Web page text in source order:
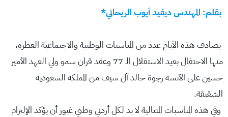
بقلم: المهندس ديفيد أيوب الريحاني*
يصادف هذه الأيام عدد من المناسبات الوطنية والاجتماعية العطرة،
منها الاحتفال بعيد الاستقلال الـ 77 وعقد قران سمو ولي العهد الأمير
حسين على الآنسة رجوة خالد آل سيف من المملكة السعودية
الشقيقة.
وفي هذه المناسبات المتتالية لا بد لكل أردني وطني غيور أن يؤكد الإلتزام